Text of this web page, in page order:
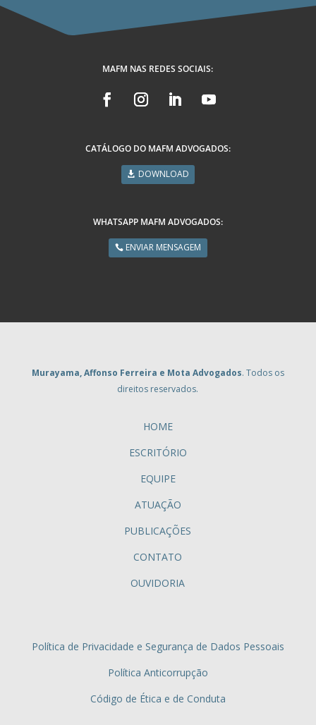
MAFM NAS REDES SOCIAIS:
CATÁLOGO DO MAFM ADVOGADOS:
DOWNLOAD
WHATSAPP MAFM ADVOGADOS:
ENVIAR MENSAGEM
Murayama, Affonso Ferreira e Mota Advogados. Todos os
direitos reservados.
HOME
ESCRITÓRIO
EQUIPE
ATUAÇÃO
PUBLICAÇÕES
CONTATO
OUVIDORIA
Política de Privacidade e Segurança de Dados Pessoais
Política Anticorrupção
Código de Ética e de Conduta